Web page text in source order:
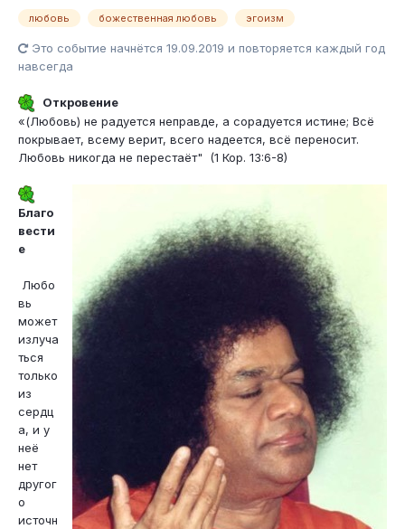
любовь божественная любовь эгоизм
Это событие начнётся 19.09.2019 и повторяется каждый год
навсегда
Откровение
«(Любовь) не радуется неправде, а сорадуется истине; Всё
покрывает, всему верит, всего надеется, всё переносит.
Любовь никогда не перестаёт" (1 Кор. 13:6-8)
Благо
вести
е
Любо
вь
может
излуча
ться
только
из
сердц
а, и у
неё
нет
другог
о
источн